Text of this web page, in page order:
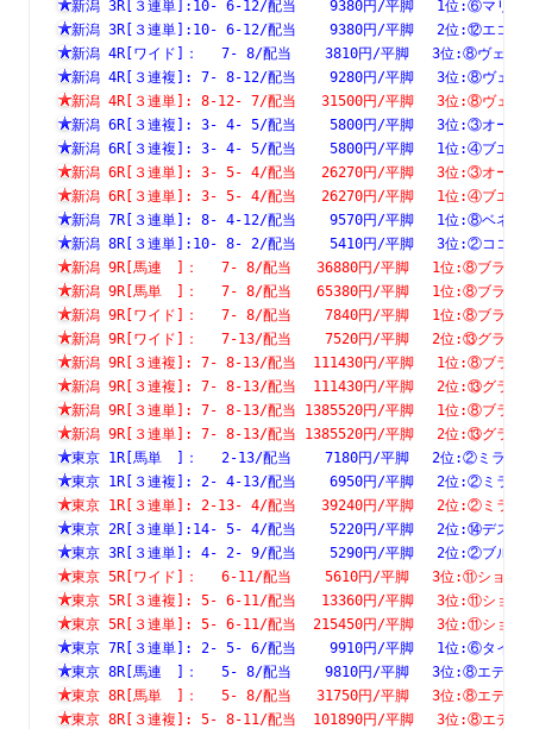
新潟 3R[３連単]:10- 6-12/配当    9380円/平脚　 1
新潟 3R[３連単]:10- 6-12/配当    9380円/平脚　
新潟 4R[ワイド]：　 7- 8/配当    3810円/平脚　 3
新潟 4R[３連複]: 7- 8-12/配当    9280円/平脚　 3
新潟 4R[３連単]: 8-12- 7/配当   31500円/平脚　
新潟 6R[３連複]: 3- 4- 5/配当    5800円/平脚　 3
新潟 6R[３連複]: 3- 4- 5/配当    5800円/平脚　 1位
新潟 6R[３連単]: 3- 5- 4/配当   26270円/平脚　 3
新潟 6R[３連単]: 3- 5- 4/配当   26270円/平脚　 1位
新潟 7R[３連単]: 8- 4-12/配当    9570円/平脚
新潟 8R[３連単]:10- 8- 2/配当    5410円/平脚　
新潟 9R[馬連　]：　 7- 8/配当   36880円/平脚　 1位:⑧ブラッ
新潟 9R[馬単　]：　 7- 8/配当   65380円/平脚　 1位:⑧ブラッ
新潟 9R[ワイド]：　 7- 8/配当    7840円/平脚　 1位:⑧ブラッ
新潟 9R[ワイド]：　 7-13/配当    7520円/平脚　 2位:⑬グラン
新潟 9R[３連複]: 7- 8-13/配当  111430円/平脚　 1位:⑧ブラッ
新潟 9R[３連複]: 7- 8-13/配当  111430円/平脚　 2位:⑬グラン
新潟 9R[３連単]: 7- 8-13/配当 1385520円/平脚　 1位:⑧ブラ
新潟 9R[３連単]: 7- 8-13/配当 1385520円/平脚　 2位:⑬グラ
東京 1R[馬単　]：　 2-13/配当    7180円/平脚　 2位
東京 1R[３連複]: 2- 4-13/配当    6950円/平脚　 2位
東京 1R[３連単]: 2-13- 4/配当   39240円/平脚　 2位
東京 2R[３連単]:14- 5- 4/配当    5220円/平脚
東京 3R[３連単]: 4- 2- 9/配当    5290円/平脚　
東京 5R[ワイド]：　 6-11/配当    5610円/平脚　 3
東京 5R[３連複]: 5- 6-11/配当   13360円/平脚　 3
東京 5R[３連単]: 5- 6-11/配当  215450円/平脚　 3
東京 7R[３連単]: 2- 5- 6/配当    9910円/平脚　 1
東京 8R[馬連　]：　 5- 8/配当    9810円/平脚　 3
東京 8R[馬単　]：　 5- 8/配当   31750円/平脚　 3
東京 8R[３連複]: 5- 8-11/配当  101890円/平脚　